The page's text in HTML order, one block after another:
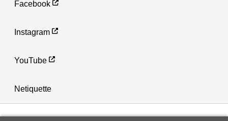
Facebook
Instagram
YouTube
Netiquette